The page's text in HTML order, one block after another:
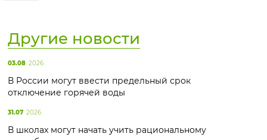
Другие новости
03.08 2026
В России могут ввести предельный срок
отключение горячей воды
31.07 2026
В школах могут начать учить рациональному